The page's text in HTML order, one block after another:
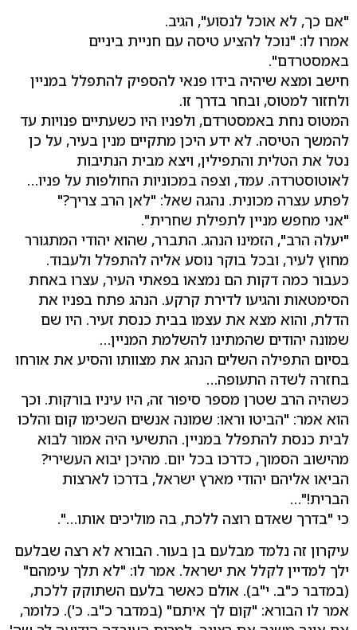
"אם כך, לא אוכל לנסוע", הגיב.
אמרו לו: "נוכל להציע טיסה עם חניית ביניים
באמסטרדם".
חישב ומצא שיהיה בידו פנאי להספיק להתפלל במניין
ולחזור למטוס, ובחר בדרך זו.
המטוס נחת באמסטרדם, ולפניו היו כשעתיים פנויות עד
להמשך הטיסה. לא ידע היכן מתקיים מנין בעיר, על כן
נטל את הטלית והתפילין, ויצא מבית הנתיבות
לאוטוסטרדה. עמד, וצפה במכוניות החולפות על פניו…
לפתע עצרה מכונית. נהגה שאל: "לאן הרב צריך?"
"אני מחפש מניין לתפילת שחרית".
"יעלה הרב", הזמינו הנהג. התברר, שהוא יהודי המתגורר
מחוץ לעיר, ובכל בוקר נוסע אליה להתפלל ולעבוד.
כעבור כמה דקות הם נמצאו בפאתי העיר, עצרו באחת
הסימטאות והגיעו לדירת קרקע. הנהג פתח בפניו את
הדלת, והוא מצא את עצמו בבית כנסת זעיר. היו שם
שמונה יהודים שהמתינו להשלמת המניין…
בסיום התפילה השלים הנהג את מצוותו והסיע את אורחו
בחזרה לשדה התעופה…
כשהיה הרב שטרן מספר סיפור זה, היו עיניו בורקות. וכך
הוא אמר: "הביטו וראו: שמונה אנשים השכימו קום והלכו
לבית כנסת להתפלל במניין. התשיעי היה אמור לבוא
מהישוב הסמוך, כדרכו בכל יום. מהיכן יבוא העשירי?
הביאו אליהם יהודי מארץ ישראל, בדרכו לארצות
הברית!"…
כי "בדרך שאדם רוצה ללכת, בה מוליכים אותו…".
עיקרון זה נלמד מבלעם בן בעור. הבורא לא רצה שבלעם
ילך למדיין לקלל את ישראל. אמר לו: "לא תלך עימהם"
(במדבר כ"ב. י"ב). אולם כאשר בלעם השתוקק ללכת,
אמר לו הבורא: "קום לך איתם" (במדבר כ"ב. כ'). כלומר,